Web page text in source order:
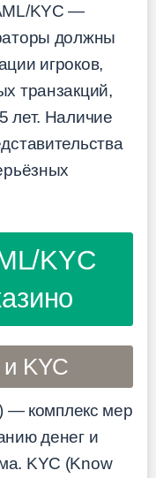
KYC —
должны
игроков,
транзакций,
лет. Наличие
KYC
и KYC
— комплекс мер
денег и
KYC (Know